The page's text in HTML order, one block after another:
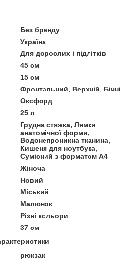
Без бренду
Україна
Для дорослих і підлітків
45 см
15 см
Фронтальний, Верхній, Бічні
Оксфорд
25 л
Грудна стяжка, Лямки
анатомічної форми,
Водонепроникна тканина,
Кишеня для ноутбука,
Сумісний з форматом А4
Жіноча
Новий
Міський
Малюнок
Різні кольори
37 см
рюкзак